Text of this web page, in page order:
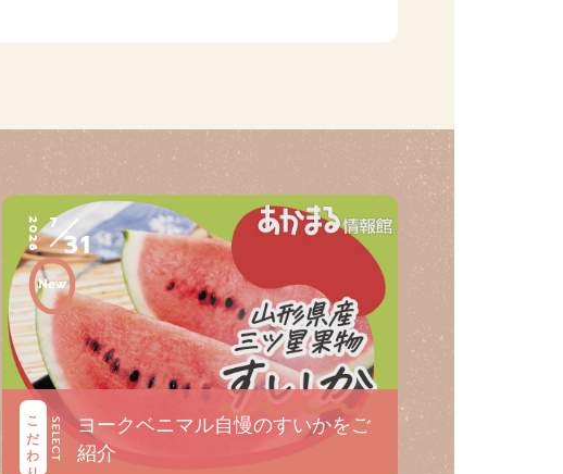
2026 7
31
こだわり SELECT
ヨークベニマル自慢のすいかをご
紹介